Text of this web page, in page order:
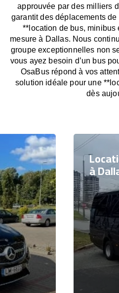
approuvée par des milliers
garantit des déplacements
**location de bus, minibus
mesure à Dallas. Nous
groupe exceptionnelles non
vous ayez besoin d’un bus
OsaBus répond à vos
solution idéale pour une
dès
à